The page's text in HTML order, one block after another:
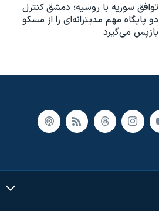
توافق سوریه با روسیه؛ دمشق کنترل
دو پایگاه مهم مدیترانه‌ای را از مسکو
بازپس می‌گیرد